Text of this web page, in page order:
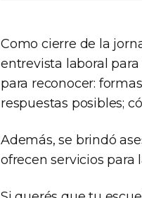
Como cierre de la
entrevista laboral
para reconocer:
respuestas posibles;
Además, se brindó
ofrecen servicios para